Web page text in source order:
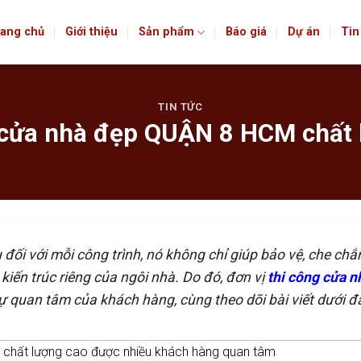
chủ Giới thiệu Sản phẩm Báo giá Dự án
TIN TỨC
nhà đẹp QUẬN 8 HCM
với mỗi công trình, nó không chỉ giúp bảo vệ, che
trúc riêng của ngôi nhà. Do đó, đơn vịthi công cửa
tâm của khách hàng, cùng theo dõi bài viết dưới